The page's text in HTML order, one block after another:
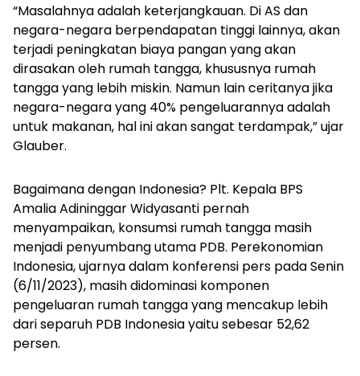
“Masalahnya adalah keterjangkauan. Di AS dan
negara-negara berpendapatan tinggi lainnya, akan
terjadi peningkatan biaya pangan yang akan
dirasakan oleh rumah tangga, khususnya rumah
tangga yang lebih miskin. Namun lain ceritanya jika
negara-negara yang 40% pengeluarannya adalah
untuk makanan, hal ini akan sangat terdampak,” ujar
Glauber.
Bagaimana dengan Indonesia? Plt. Kepala BPS
Amalia Adininggar Widyasanti pernah
menyampaikan, konsumsi rumah tangga masih
menjadi penyumbang utama PDB. Perekonomian
Indonesia, ujarnya dalam konferensi pers pada Senin
(6/11/2023), masih didominasi komponen
pengeluaran rumah tangga yang mencakup lebih
dari separuh PDB Indonesia yaitu sebesar 52,62
persen.